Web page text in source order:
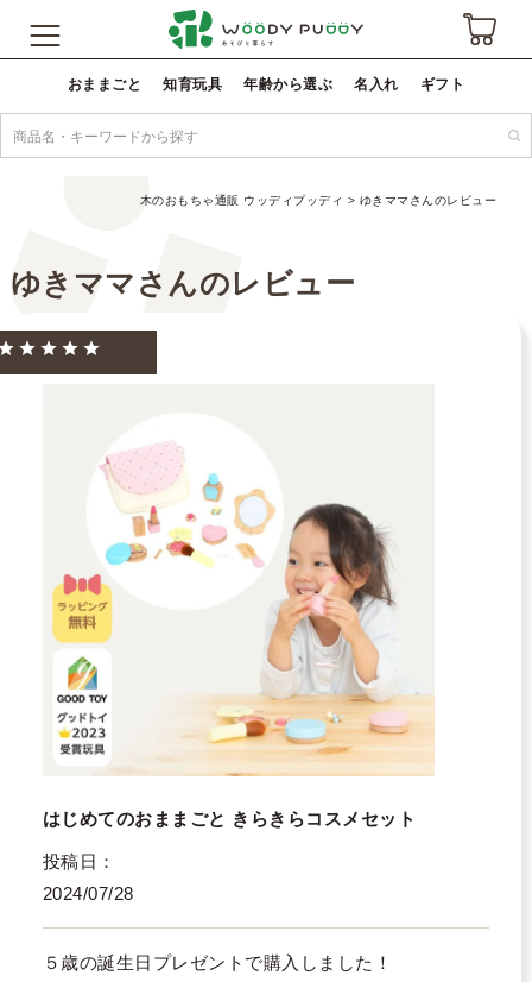
おままごと 知育玩具 年齢から選ぶ 名入れ ギフト
木のおもちゃ通販 ウッディプッディ ゆきママさんのレビュー
ゆきママさんのレビュー
はじめてのおままごと きらきらコスメセット
投稿日
2024/07/28
５歳の誕生日プレゼントで購入しました！